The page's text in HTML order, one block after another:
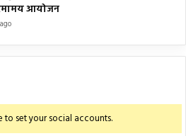
आयोजन
set your social accounts.